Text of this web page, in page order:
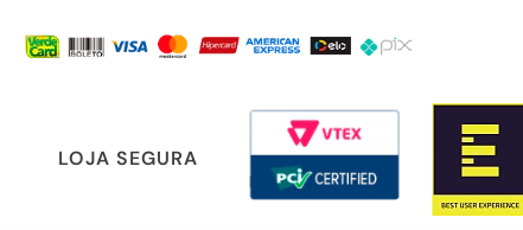
LOJA SEGURA